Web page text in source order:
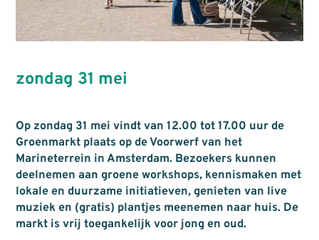
zondag 31 mei
Op zondag 31 mei vindt van 12.00 tot 17.00 uur de
Groenmarkt plaats op de Voorwerf van het
Marineterrein in Amsterdam. Bezoekers kunnen
deelnemen aan groene workshops, kennismaken met
lokale en duurzame initiatieven, genieten van live
muziek en (gratis) plantjes meenemen naar huis. De
markt is vrij toegankelijk voor jong en oud.